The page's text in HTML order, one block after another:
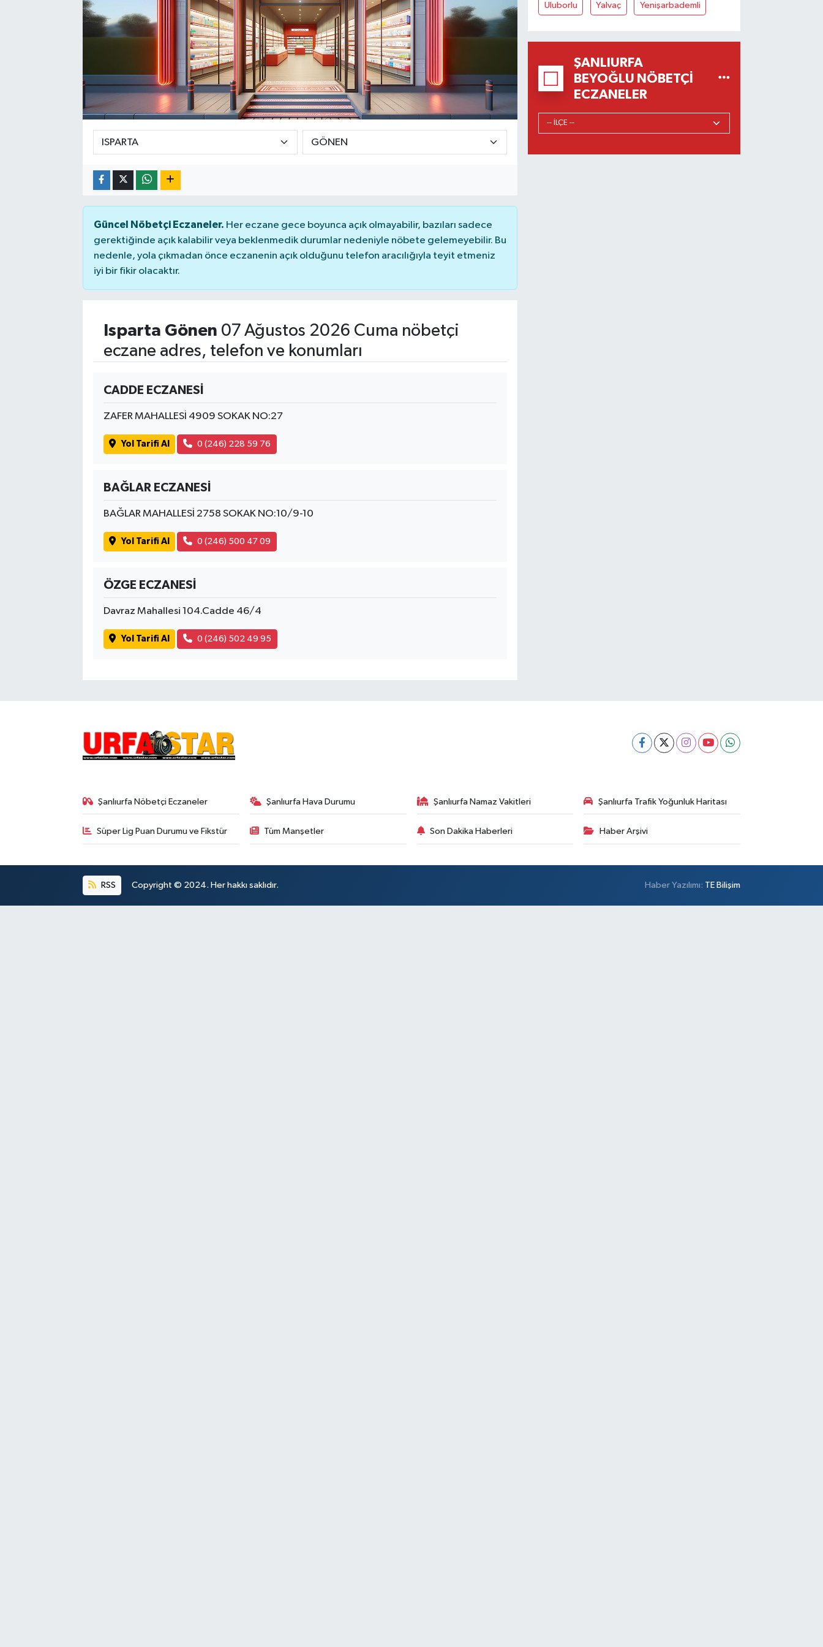
Güncel Nöbetçi Eczaneler. Her eczane gece boyunca açık olmayabilir, bazıları sadece
gerektiğinde açık kalabilir veya beklenmedik durumlar nedeniyle nöbete gelemeyebilir. Bu
nedenle, yola çıkmadan önce eczanenin açık olduğunu telefon aracılığıyla teyit etmeniz
iyi bir fikir olacaktır.
Isparta Gönen 07 Ağustos 2026 Cuma nöbetçi
eczane adres, telefon ve konumları
CADDE ECZANESİ
ZAFER MAHALLESİ 4909 SOKAK NO:27
Yol Tarifi Al 0 (246) 228 59 76
BAĞLAR ECZANESİ
BAĞLAR MAHALLESİ 2758 SOKAK NO:10/9-10
Yol Tarifi Al 0 (246) 500 47 09
ÖZGE ECZANESİ
Davraz Mahallesi 104.Cadde 46/4
Yol Tarifi Al 0 (246) 502 49 95
Uluborlu Yalvaç Yenişarbademli
ŞANLIURFA
BEYOĞLU NÖBETÇI
ECZANELER
Şanlıurfa Nöbetçi Eczaneler Şanlıurfa Hava Durumu Şanlıurfa Namaz Vakitleri Şanlıurfa Trafik Yoğunluk Haritası
Süper Lig Puan Durumu ve Fikstür Tüm Manşetler Son Dakika Haberleri Haber Arşivi
RSS Copyright © 2024. Her hakkı saklıdır. Haber Yazılımı: TE Bilişim